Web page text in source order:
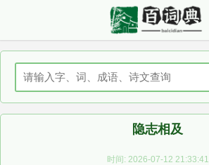
隐志相及
时间: 2026-07-12 21:33:41